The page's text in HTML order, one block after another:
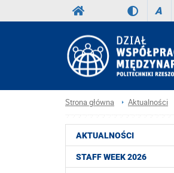
A
Strona główna Aktualności
AKTUALNOŚCI
STAFF WEEK 2026